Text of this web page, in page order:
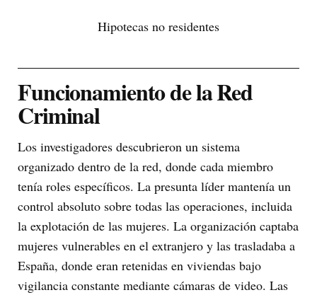
Hipotecas no residentes
Funcionamiento de la Red
Criminal
Los investigadores descubrieron un sistema
organizado dentro de la red, donde cada miembro
tenía roles específicos. La presunta líder mantenía un
control absoluto sobre todas las operaciones, incluida
la explotación de las mujeres. La organización captaba
mujeres vulnerables en el extranjero y las trasladaba a
España, donde eran retenidas en viviendas bajo
vigilancia constante mediante cámaras de video. Las